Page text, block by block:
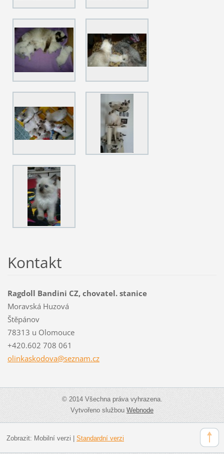
Kontakt
Ragdoll Bandini CZ, chovatel. stanice
Moravská Huzová
Štěpánov
78313 u Olomouce
+420.602 708 061
olinkaskodova@seznam.cz
© 2014 Všechna práva vyhrazena.
Vytvořeno službouWebnode
Zobrazit: Mobilní verzi Standardní verzi